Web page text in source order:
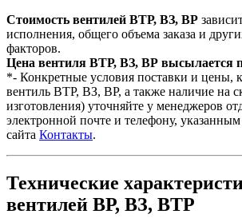
Стоимость вентилей ВТР, ВЗ, ВР
исполнения, общего объема заказа и
факторов.
Цена вентиля ВТР, ВЗ, ВР высылается
*- Конкретные условия поставки и цены,
вентиль ВТР, ВЗ, ВР, а также наличие на
изготовления) уточняйте у менеджеров
электронной почте и телефону, указанным
сайта Контакты.
Технические
вентилей ВР, ВЗ, ВТР